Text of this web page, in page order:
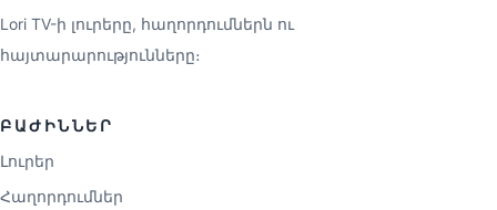
Lori TV-ի լուրերը, հաղորդումներն ու
հայտարարությունները։
ԲԱԺԻՆՆԵՐ
Լուրեր
Հաղորդումներ